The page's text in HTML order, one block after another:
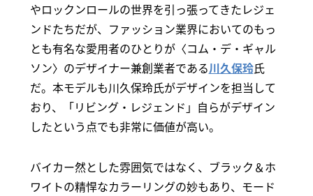
やロックンロールの世界を引っ張ってきたレジェ
ンドたちだが、ファッション業界においてのもっ
とも有名な愛用者のひとりが〈コム・デ・ギャル
ソン〉のデザイナー兼創業者である川久保玲氏
だ。本モデルも川久保玲氏がデザインを担当して
おり、「リビング・レジェンド」自らがデザイン
したという点でも非常に価値が高い。
バイカー然とした雰囲気ではなく、ブラック＆ホ
ワイトの精悍なカラーリングの妙もあり、モード